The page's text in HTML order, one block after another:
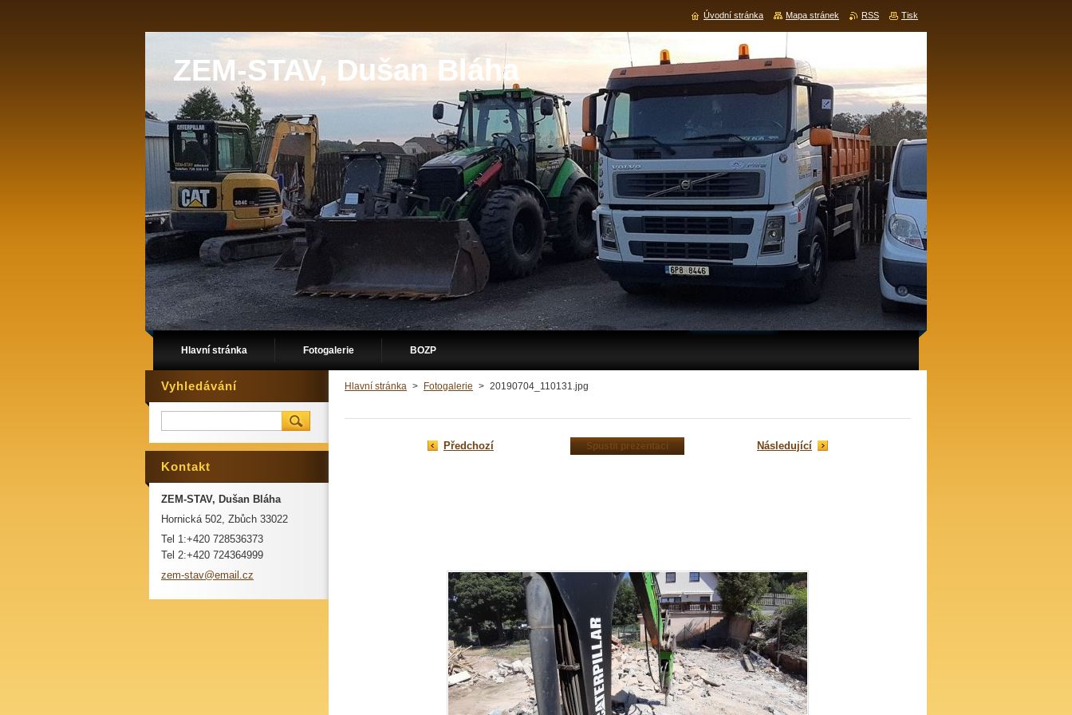
ZEM-STAV, Dušan Bláha
Hlavní stránka Fotogalerie BOZP
Hlavní stránka > Fotogalerie > 20190704_110131.jpg
Předchozí Spustit prezentaci Následující
Vyhledávání
Kontakt
ZEM-STAV, Dušan Bláha
Hornická 502, Zbůch 33022
Tel 1:+420 728536373
Tel 2:+420 724364999
zem-stav@email.cz
Úvodní stránka Mapa stránek RSS Tisk